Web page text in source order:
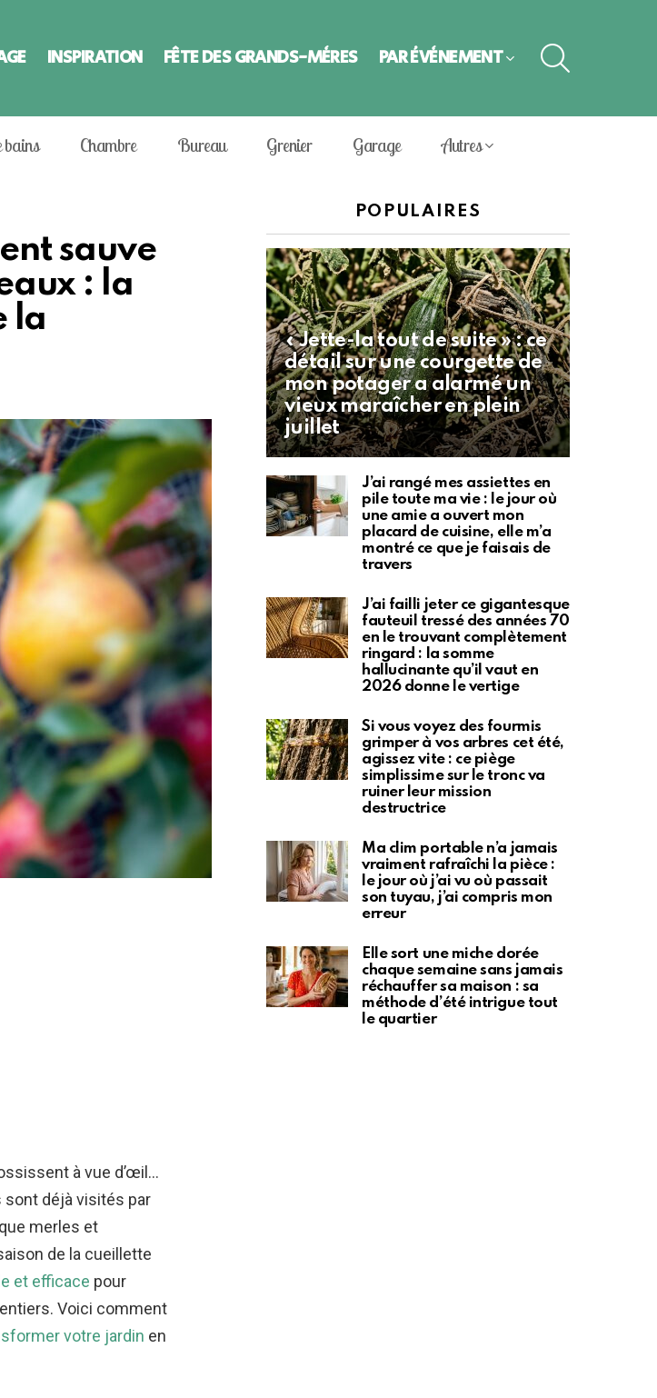
INSPIRATION FÊTE DES GRANDS-MÈRES PAR ÉVÈNEMENT
bains Chambre Bureau Grenier Garage Autres
sauve
: la
la
à vue d’œil…
sont déjà visités par
merles et
de la cueillette
et efficace pour
Voici comment
votre jardin en
POPULAIRES
« Jette-la tout de suite » : ce
détail sur une courgette de
mon potager a alarmé un
vieux maraîcher en plein
juillet
J’ai rangé mes assiettes en
pile toute ma vie : le jour où
une amie a ouvert mon
placard de cuisine, elle m’a
montré ce que je faisais de
travers
J’ai failli jeter ce gigantesque
fauteuil tressé des années 70
en le trouvant complètement
ringard : la somme
hallucinante qu’il vaut en
2026 donne le vertige
Si vous voyez des fourmis
grimper à vos arbres cet été,
agissez vite : ce piège
simplissime sur le tronc va
ruiner leur mission
destructrice
Ma clim portable n’a jamais
vraiment rafraîchi la pièce :
le jour où j’ai vu où passait
son tuyau, j’ai compris mon
erreur
Elle sort une miche dorée
chaque semaine sans jamais
réchauffer sa maison : sa
méthode d’été intrigue tout
le quartier